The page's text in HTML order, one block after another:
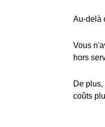
Au-delà
Vous
hors
De
coûts